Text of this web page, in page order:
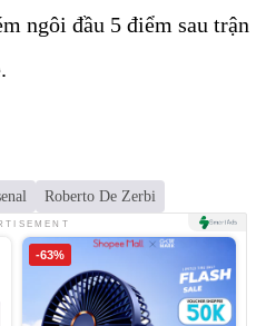
ngôi đầu 5 điểm sau trận
Roberto De Zerbi
-63%